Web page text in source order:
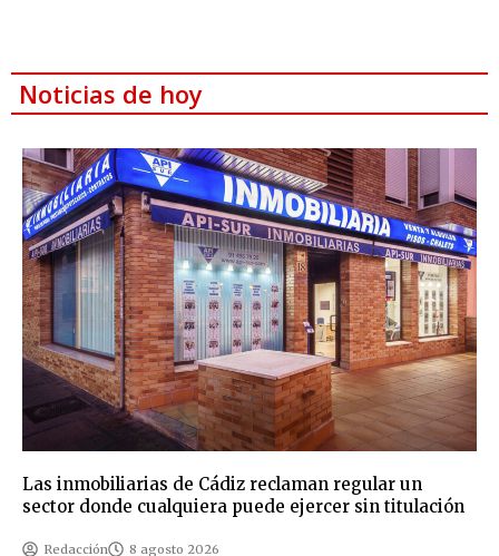
Noticias de hoy
Las inmobiliarias de Cádiz reclaman regular un
sector donde cualquiera puede ejercer sin titulación
Redacción 8 agosto 2026